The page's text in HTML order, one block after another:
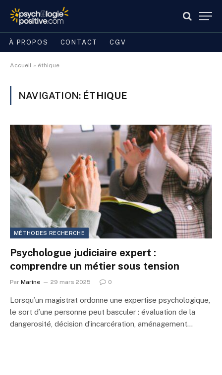
À PROPOS CONTACT CGV
Accueil » éthique
NAVIGATION: ÉTHIQUE
MÉTHODES RECHERCHE
Psychologue judiciaire expert :
comprendre un métier sous tension
Par Marine 29 mars 2025 0
Lorsqu’un magistrat ordonne une expertise psychologique,
le sort d’une personne peut basculer : évaluation de la
dangerosité, décision d’incarcération, aménagement…